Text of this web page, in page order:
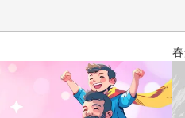
春光ｘ奇幻基地｜全